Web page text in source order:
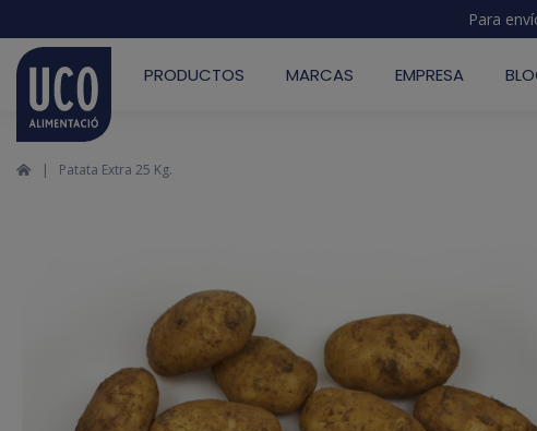
Para
PRODUCTOS MARCAS EMPRESA
Patata Extra 25 Kg.